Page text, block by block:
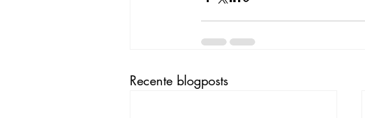
Recente blogposts